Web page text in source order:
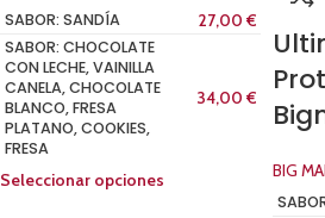
SABOR: SANDÍA 27,00€
SABOR: CHOCOLATE
CON LECHE, VAINILLA
CANELA, CHOCOLATE
BLANCO, FRESA
PLATANO, COOKIES,
FRESA
34,00€
Seleccionar opciones BIG